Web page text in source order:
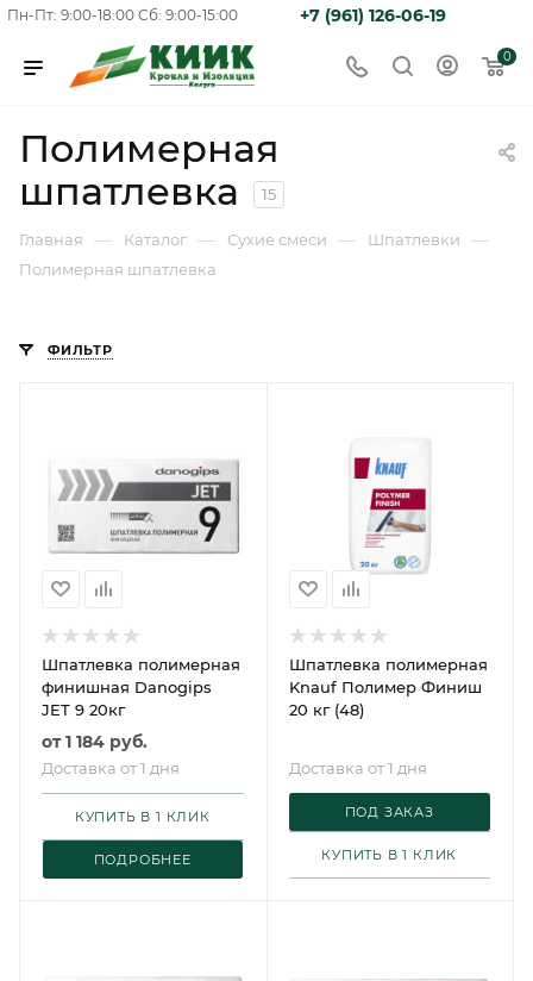
Пн-Пт: 9:00-18:00 Сб: 9:00-15:00 +7 (961) 126-06-19
0
Полимерная
шпатлевка
15
Главная — Каталог — Сухие смеси — Шпатлевки —
Полимерная шпатлевка
ФИЛЬТР
Шпатлевка полимерная
финишная Danogips
JET 9 20кг
от1 184 руб.
Доставка от 1 дня
ПОДРОБНЕЕ
КУПИТЬ В 1 КЛИК
Шпатлевка полимерная
Knauf Полимер Финиш
20 кг (48)
Доставка от 1 дня
ПОД ЗАКАЗ
КУПИТЬ В 1 КЛИК